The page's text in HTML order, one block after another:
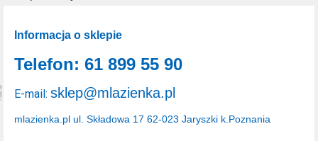
Informacja o sklepie
mlazienka.pl ul. Składowa 17 62-023 Jaryszki k.Poznania
Telefon: 61 899 55 90
E-mail: sklep@mlazienka.pl